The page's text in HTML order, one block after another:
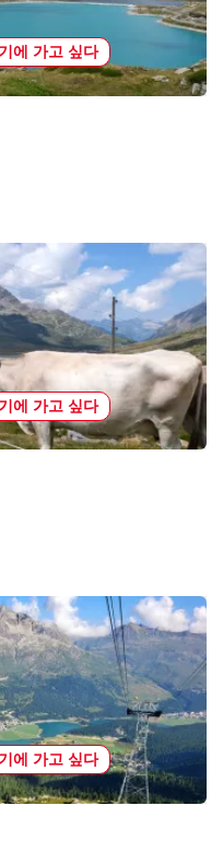
에 가고 싶다
에 가고 싶다
에 가고 싶다